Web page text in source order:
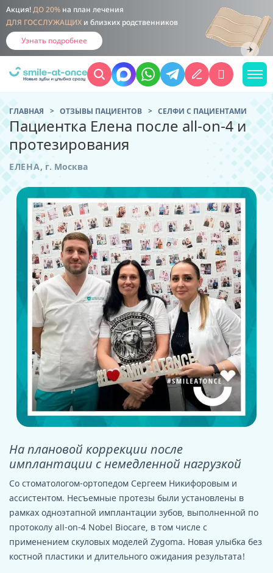
Акция! ДО 20% на план лечения
ДЛЯ ГОССЛУЖАЩИХ и близких родственников
Узнать подробнее
ГЛАВНАЯ ОТЗЫВЫ ПАЦИЕНТОВ CЕЛФИ С ПАЦИЕНТАМИ
Пациентка Елена после all-on-4 и
протезирования
ЕЛЕНА, г. Москва
На плановой коррекции после
имплантации с немедленной нагрузкой
Со стоматологом-ортопедом Сергеем Никифоровым и
ассистентом. Несъемные протезы были установлены в
рамках одноэтапной имплантации зубов, выполненной по
протоколу all-on-4 Nobel Biocare, в том числе с
применением скуловых моделей Zygoma. Новая улыбка без
костной пластики и длительного ожидания результата!